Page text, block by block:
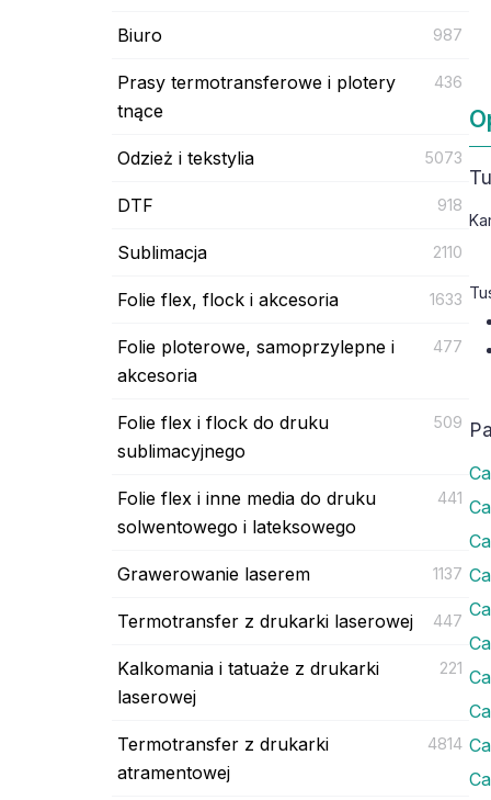
Biuro 987
Prasy termotransferowe i plotery
tnące
436
Odzież i tekstylia 5073
DTF 918
Sublimacja 2110
Folie flex, flock i akcesoria 1633
Folie ploterowe, samoprzylepne i
akcesoria
477
Folie flex i flock do druku
sublimacyjnego
509
Folie flex i inne media do druku
solwentowego i lateksowego
441
Grawerowanie laserem 1137
Termotransfer z drukarki laserowej 447
Kalkomania i tatuaże z drukarki
laserowej
221
Termotransfer z drukarki
atramentowej
4814